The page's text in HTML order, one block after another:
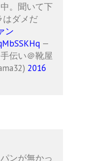
。聞いて下
はダメだ
ン
—
伝い＠靴屋
2016
ンが無かっ